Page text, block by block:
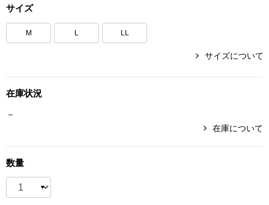
BOGARD 最新号はこちら
ランド
その他
ルームウェア
サイズ
M L LL
サイズについて
在庫状況
－
在庫について
数量